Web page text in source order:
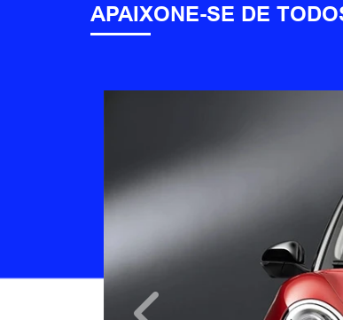
APAIXONE-SE DE